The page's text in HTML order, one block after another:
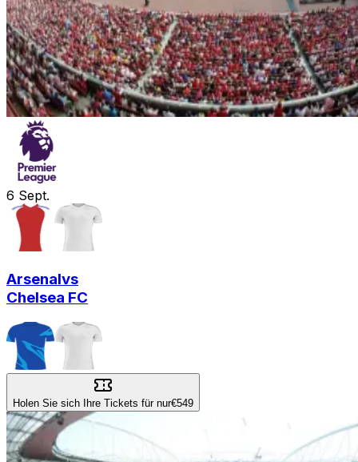
6 Sept.
Arsenalvs
Chelsea FC
Holen Sie sich Ihre Tickets für nur€549